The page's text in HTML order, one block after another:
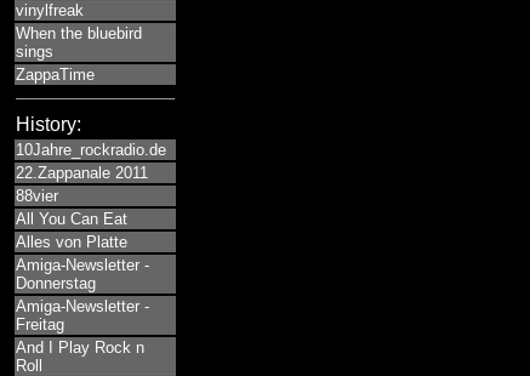
vinylfreak
When the bluebird
sings
ZappaTime
History:
10Jahre_rockradio.de
22.Zappanale 2011
88vier
All You Can Eat
Alles von Platte
Amiga-Newsletter -
Donnerstag
Amiga-Newsletter -
Freitag
And I Play Rock n
Roll